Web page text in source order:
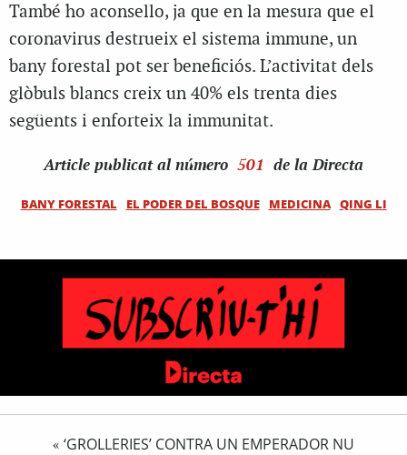
També ho aconsello, ja que en la mesura que el
coronavirus destrueix el sistema immune, un
bany forestal pot ser beneficiós. L’activitat dels
glòbuls blancs creix un 40% els trenta dies
següents i enforteix la immunitat.
Article publicat al número 501 de la Directa
BANY FORESTAL EL PODER DEL BOSQUE MEDICINA QING LI
« ‘GROLLERIES’ CONTRA UN EMPERADOR NU